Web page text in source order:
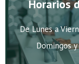
Horarios
De Lunes a
Domingos